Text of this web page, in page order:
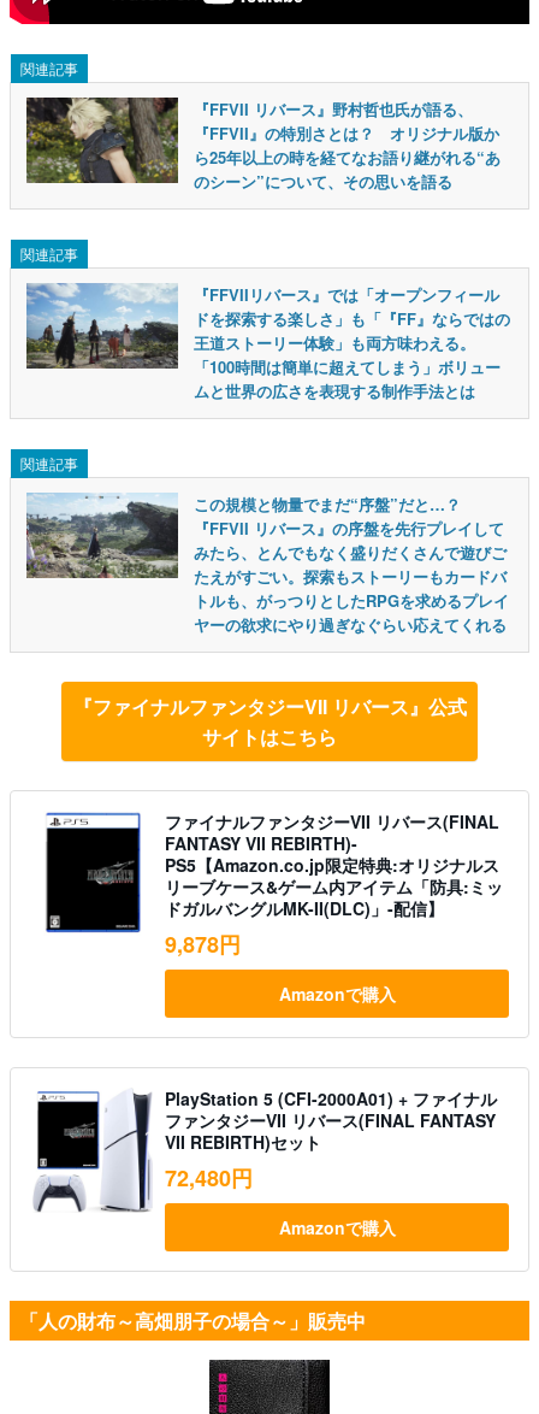
関連記事
『FFVII リバース』野村哲也氏が語る、
『FFVII』の特別さとは？ オリジナル版か
ら25年以上の時を経てなお語り継がれる“あ
のシーン”について、その思いを語る
関連記事
『FFVIIリバース』では「オープンフィール
ドを探索する楽しさ」も「『FF』ならではの
王道ストーリー体験」も両方味わえる。
「100時間は簡単に超えてしまう」ボリュー
ムと世界の広さを表現する制作手法とは
関連記事
この規模と物量でまだ“序盤”だと…？
『FFVII リバース』の序盤を先行プレイして
みたら、とんでもなく盛りだくさんで遊びご
たえがすごい。探索もストーリーもカードバ
トルも、がっつりとしたRPGを求めるプレイ
ヤーの欲求にやり過ぎなぐらい応えてくれる
『ファイナルファンタジーVII リバース』公式
サイトはこちら
ファイナルファンタジーVII リバース(FINAL
FANTASY VII REBIRTH)-
PS5【Amazon.co.jp限定特典:オリジナルス
リーブケース&ゲーム内アイテム「防具:ミッ
ドガルバングルMK-II(DLC)」-配信】
9,878円
Amazonで購入
PlayStation 5 (CFI-2000A01) + ファイナル
ファンタジーVII リバース(FINAL FANTASY
VII REBIRTH)セット
72,480円
Amazonで購入
「人の財布～高畑朋子の場合～」販売中